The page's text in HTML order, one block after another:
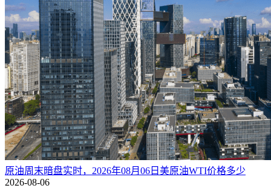
原油周末暗盘实时，2026年08月06日美原油WTI价格多少
2026-08-06